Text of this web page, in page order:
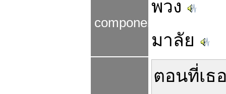
components
พวง
มาลัย
ตอนที่เธ